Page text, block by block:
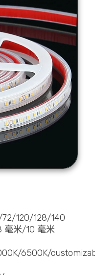
120/128/140
毫米/10 毫米
6500K/